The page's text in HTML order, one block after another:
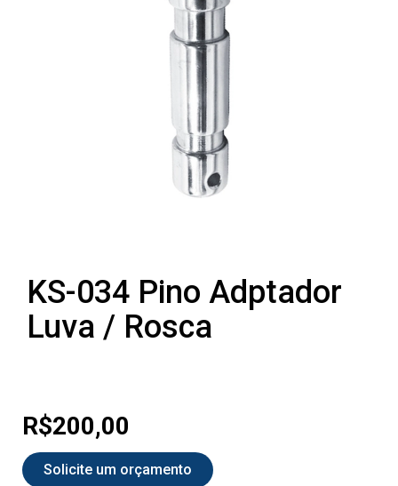
KS-034 Pino Adptador
Luva / Rosca
R$200,00
Solicite um orçamento